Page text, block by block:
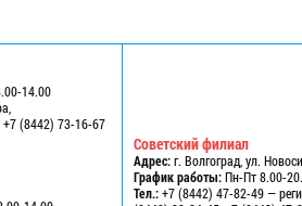
14.00
+7 (8442) 73-16-67
Советский филиал
Адрес:г. Волгоград, ул.
График работы:Пн-Пт 8.00-
Тел.:+7 (8442) 47-82-49 —